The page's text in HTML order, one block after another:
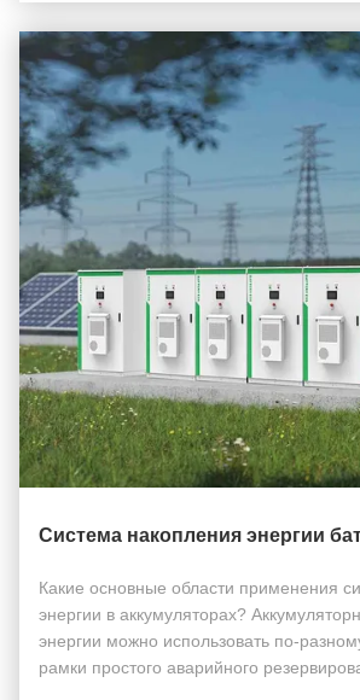
Система накопления энергии
Какие основные области применения
энергии в аккумуляторах?
энергии можно использовать по-
рамки простого аварийного